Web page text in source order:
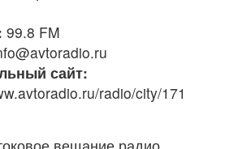
99.8 FM
сайт:
radio/city/171